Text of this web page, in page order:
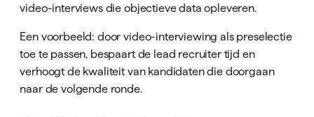
video-interviews die objectieve data opleveren.
Een voorbeeld: door video-interviewing als preselectie
toe te passen, bespaart de lead recruiter tijd en
verhoogt de kwaliteit van kandidaten die doorgaan
naar de volgende ronde.